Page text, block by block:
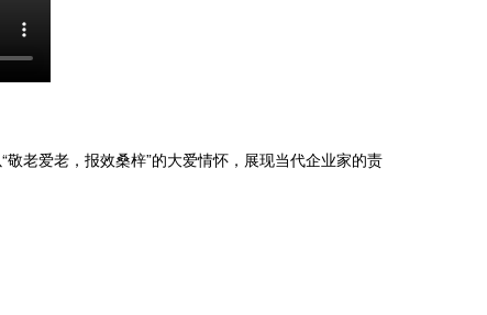
老爱老，报效桑梓”的大爱情怀，展现当代企业家的责